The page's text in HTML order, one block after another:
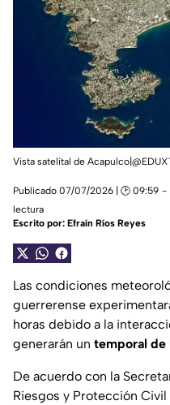
Vista satelital de
Publicado 07/07/2026 | 🕑 09:59
lectura
Escrito por: Efraín Ríos Reyes
Las condiciones
guerrerense
horas debido a la
generarán un temporal de
De acuerdo con la
Riesgos y Protección